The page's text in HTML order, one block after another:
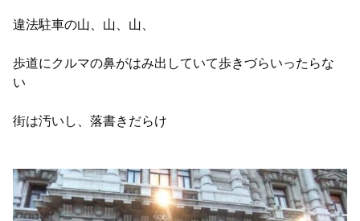
違法駐車の山、山、山、
歩道にクルマの鼻がはみ出していて歩きづらいったらな
い
街は汚いし、落書きだらけ